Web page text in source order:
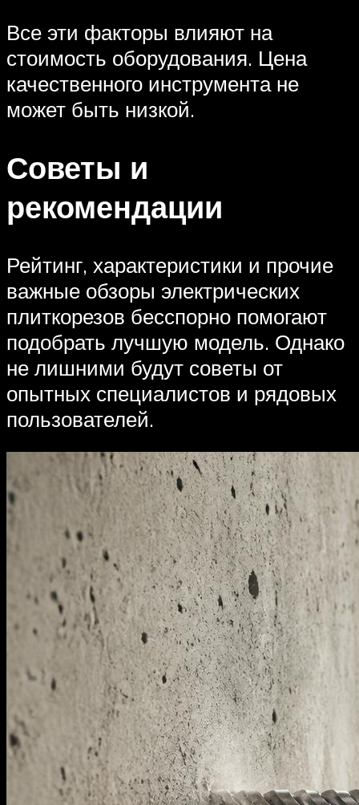
Все эти факторы влияют на
стоимость оборудования. Цена
качественного инструмента не
может быть низкой.
Советы и
рекомендации
Рейтинг, характеристики и прочие
важные обзоры электрических
плиткорезов бесспорно помогают
подобрать лучшую модель. Однако
не лишними будут советы от
опытных специалистов и рядовых
пользователей.